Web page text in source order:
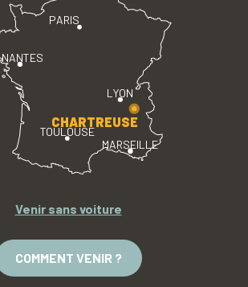
PARIS
LYON
TOULOUSE
MARSEILLE
NANTES
CHARTREUSE
Venir sans voiture
COMMENT VENIR ?